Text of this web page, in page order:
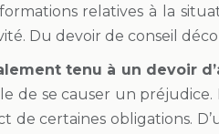
relatives à la
Du devoir de conseil
tenu à un devoir
de se causer un
de certaines obligations.